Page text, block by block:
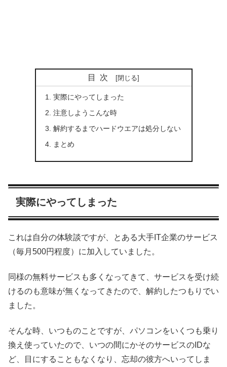
目次
実際にやってしまった
注意しようこんな時
解約するまでハードウエアは処分しない
まとめ
実際にやってしまった
これは自分の体験談ですが、とある大手IT企業のサービス
（毎月500円程度）に加入していました。
同様の無料サービスも多くなってきて、サービスを受け続
けるのも意味が無くなってきたので、解約したつもりでい
ました。
そんな時、いつものことですが、パソコンをいくつも乗り
換え使っていたので、いつの間にかそのサービスのIDな
ど、目にすることもなくなり、忘却の彼方へいってしま